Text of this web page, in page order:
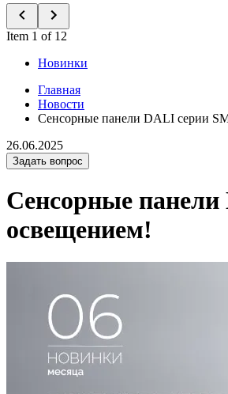
Item 1 of 12
Новинки
Главная
Новости
Сенсорные панели DALI серии
26.06.2025
Задать вопрос
Сенсорные
освещением!